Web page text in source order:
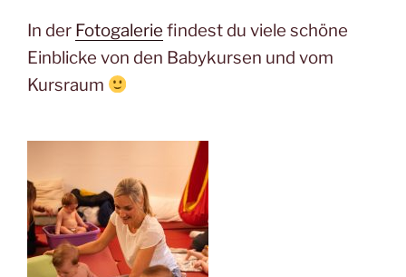
In der Fotogalerie findest du viele schöne
Einblicke von den Babykursen und vom
Kursraum